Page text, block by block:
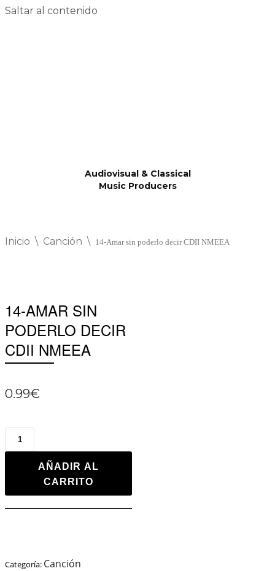
Saltar al contenido
Audiovisual & Classical
Music Producers
Inicio \ Canción \ 14-Amar sin poderlo decir CDII NMEEA
14-AMAR SIN
PODERLO DECIR
CDII NMEEA
0.99€
AÑADIR AL
CARRITO
Categoría: Canción